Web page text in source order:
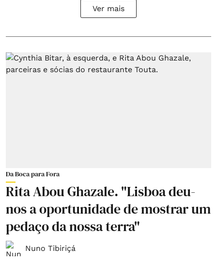
Ver mais
Da Boca para Fora
Rita Abou Ghazale. "Lisboa deu-
nos a oportunidade de mostrar um
pedaço da nossa terra"
Nuno Tibiriçá